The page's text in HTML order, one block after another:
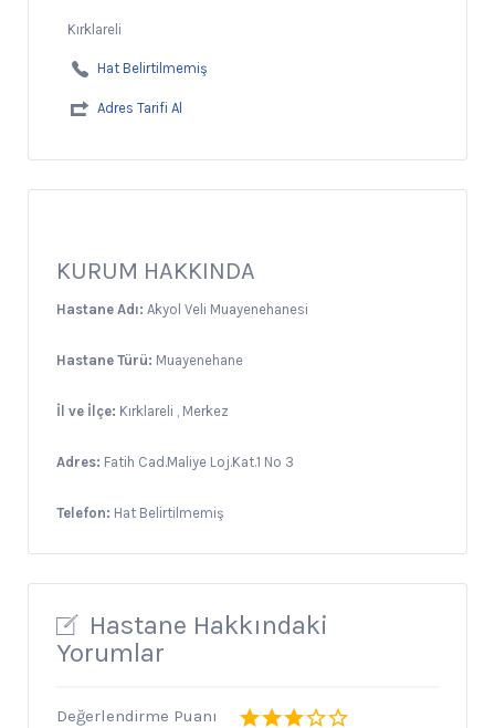
Kırklareli
Hat Belirtilmemiş
Adres Tarifi Al
KURUM HAKKINDA
Hastane Adı: Akyol Veli Muayenehanesi
Hastane Türü: Muayenehane
İl ve İlçe: Kırklareli , Merkez
Adres: Fatih Cad.Maliye Loj.Kat.1 No 3
Telefon: Hat Belirtilmemiş
Hastane Hakkındaki
Yorumlar
Değerlendirme Puanı